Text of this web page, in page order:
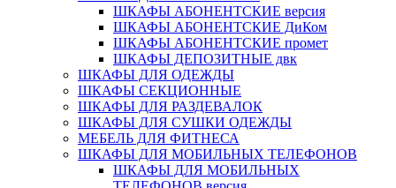
ШКАФЫ АБОНЕНТСКИЕ версия
ШКАФЫ АБОНЕНТСКИЕ ДиКом
ШКАФЫ АБОНЕНТСКИЕ промет
ШКАФЫ ДЕПОЗИТНЫЕ двк
ШКАФЫ ДЛЯ ОДЕЖДЫ
ШКАФЫ СЕКЦИОННЫЕ
ШКАФЫ ДЛЯ РАЗДЕВАЛОК
ШКАФЫ ДЛЯ СУШКИ ОДЕЖДЫ
МЕБЕЛЬ ДЛЯ ФИТНЕСА
ШКАФЫ ДЛЯ МОБИЛЬНЫХ ТЕЛЕФОНОВ
ШКАФЫ ДЛЯ МОБИЛЬНЫХ